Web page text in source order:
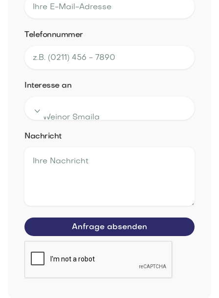
Telefonnummer
Interesse an

Nachricht